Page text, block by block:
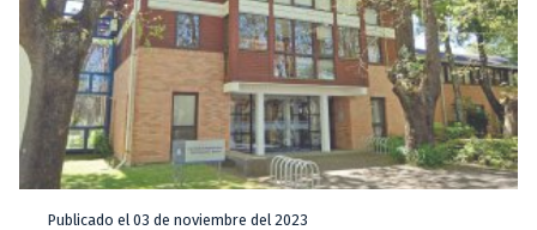
Publicado el 03 de noviembre del 2023